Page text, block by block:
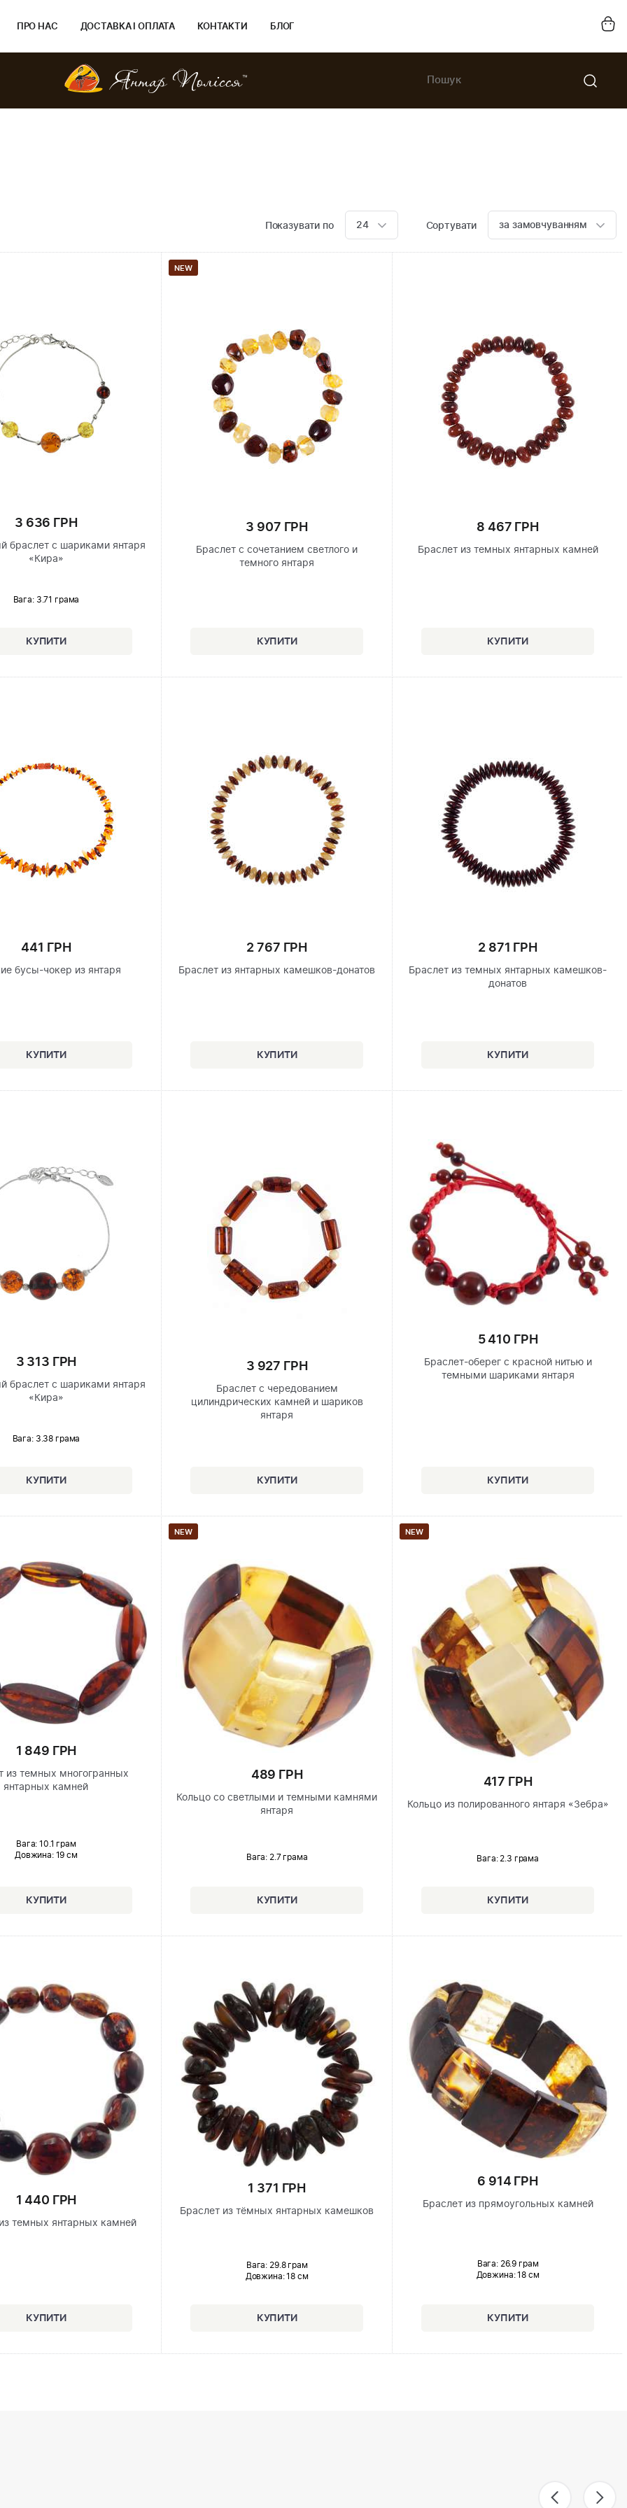
ПРО НАС ДОСТАВКА І ОПЛАТА КОНТАКТИ БЛОГ
Показувати по 24 Сортувати за замовчуванням
3 636 ГРН
браслет с шариками янтаря
«Кира»
Вага: 3.71 грама
NEW
3 907 ГРН
Браслет с сочетанием светлого и
темного янтаря
8 467 ГРН
Браслет из темных янтарных камней
441 ГРН
бусы-чокер из янтаря
2 767 ГРН
Браслет из янтарных камешков-донатов
2 871 ГРН
Браслет из темных янтарных камешков-
донатов
3 313 ГРН
браслет с шариками янтаря
«Кира»
Вага: 3.38 грама
3 927 ГРН
Браслет с чередованием
цилиндрических камней и шариков
янтаря
5 410 ГРН
Браслет-оберег с красной нитью и
темными шариками янтаря
1 849 ГРН
из темных многогранных
янтарных камней
Вага: 10.1 грам
Довжина:19 см
NEW
489 ГРН
Кольцо со светлыми и темными камнями
янтаря
Вага: 2.7 грама
NEW
417 ГРН
Кольцо из полированного янтаря «Зебра»
Вага: 2.3 грама
1 440 ГРН
темных янтарных камней
1 371 ГРН
Браслет из тёмных янтарных камешков
Вага: 29.8 грам
Довжина:18 см
6 914 ГРН
Браслет из прямоугольных камней
Вага: 26.9 грам
Довжина:18 см